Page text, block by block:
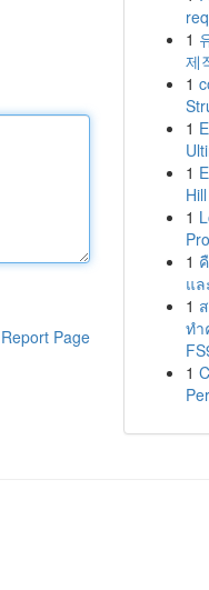
Report Page
1
제
1
1
1
1
1
แล
1
ทำ
1